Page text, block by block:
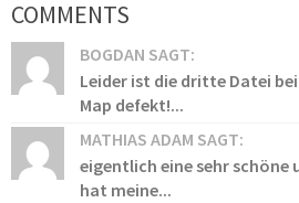
COMMENTS
BOGDAN SAGT:
Leider ist die dritte Datei
Map defekt!...
MATHIAS ADAM SAGT:
eigentlich eine sehr
hat meine...